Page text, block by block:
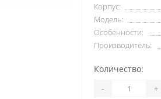
Корпус:
Модель:
Особенности:
Производитель:
Количество:
- +